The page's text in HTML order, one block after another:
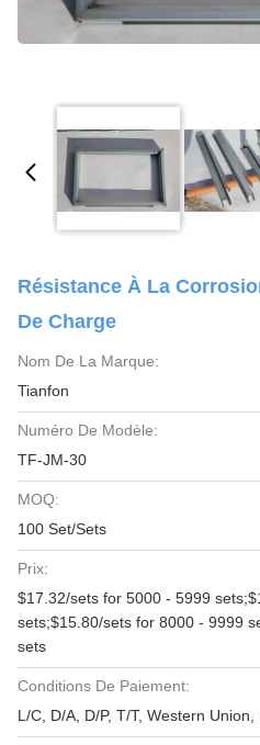
Résistance À La
De Charge
Nom De La Marque:
Tianfon
Numéro De Modèle:
TF-JM-30
MOQ:
100 Set/Sets
Prix:
$17.32/sets for 5000 - 5999
sets;$15.80/sets for 8000 - 9999
sets
Conditions De Paiement:
L/C, D/A, D/P, T/T, Western